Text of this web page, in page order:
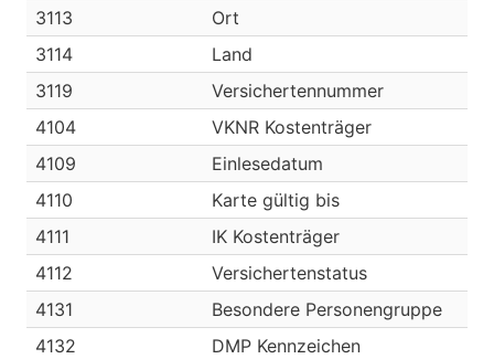
3113
Ort
3114
Land
3119
Versichertennummer
4104
VKNR Kostenträger
4109
Einlesedatum
4110
Karte gültig bis
4111
IK Kostenträger
4112
Versichertenstatus
4131
Besondere Personengruppe
4132
DMP Kennzeichen